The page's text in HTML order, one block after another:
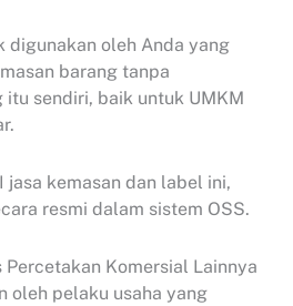
digunakan oleh Anda yang
barang tanpa
sendiri, baik untuk UMKM
jasa kemasan dan label ini,
resmi dalam sistem OSS.
Percetakan Komersial Lainnya
oleh pelaku usaha yang